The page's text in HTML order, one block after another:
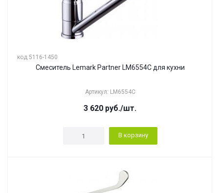
код 5116-1450
Смеситель Lemark Partner LM6554C для кухни
Артикул: LM6554C
3 620 руб./шт.
В корзину